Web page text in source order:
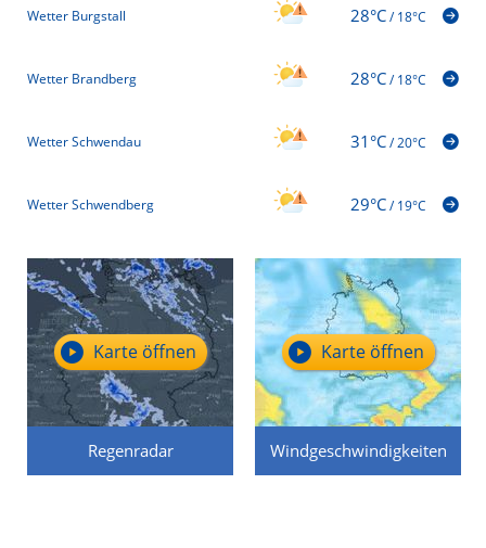
Wetter Burgstall 28°C/18°C
Wetter Brandberg 28°C/18°C
Wetter Schwendau 31°C/20°C
Wetter Schwendberg 29°C/19°C
Regenradar
Karte öffnen
Windgeschwindigkeiten
Karte öffnen